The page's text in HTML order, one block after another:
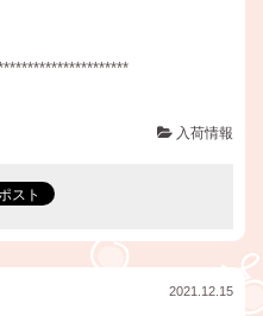
入荷情報
2021.12.15